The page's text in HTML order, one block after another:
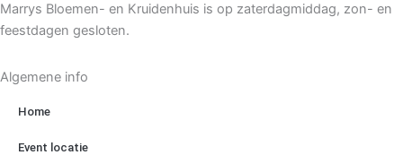
Marrys Bloemen- en Kruidenhuis is op zaterdagmiddag, zon- en
feestdagen gesloten.
Algemene info
Home
Event locatie